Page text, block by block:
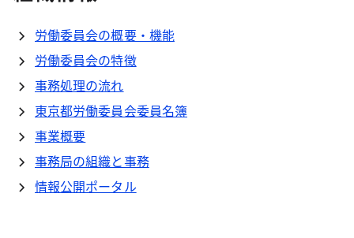
労働委員会の概要・機能
労働委員会の特徴
事務処理の流れ
東京都労働委員会委員名簿
事業概要
事務局の組織と事務
情報公開ポータル